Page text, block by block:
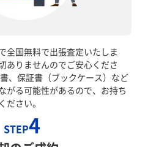
全国無料で出張査定いたしま
ありませんのでご安心くださ
、保証書（ブックケース）など
がる可能性があるので、お持ち
ださい。
STEP4